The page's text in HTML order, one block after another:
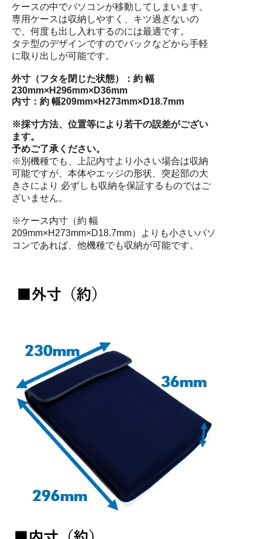
ケースの中でパソコンが移動してしまいます。
専用ケースは収納しやすく、キツ過ぎないの
で、何度も出し入れするのには最適です。
タテ型のデザインですのでバックなどから手軽
に取り出しが可能です。
外寸（フタを閉じた状態）：約 幅
230mm×H296mm×D36mm
内寸：約 幅209mm×H273mm×D18.7mm
※採寸方法、位置等により若干の誤差がござい
ます。
予めご了承ください。
※別機種でも、上記内寸より小さい場合は収納
可能ですが、本体やエッジの形状、突起部の大
きさにより 必ずしも収納を保証するものではご
ざいません。
※ケース内寸（約 幅
209mm×H273mm×D18.7mm）よりも小さいパソ
コンであれば、他機種でも収納が可能です。